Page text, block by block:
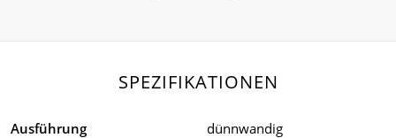
SPEZIFIKATIONEN
Ausführung dünnwandig